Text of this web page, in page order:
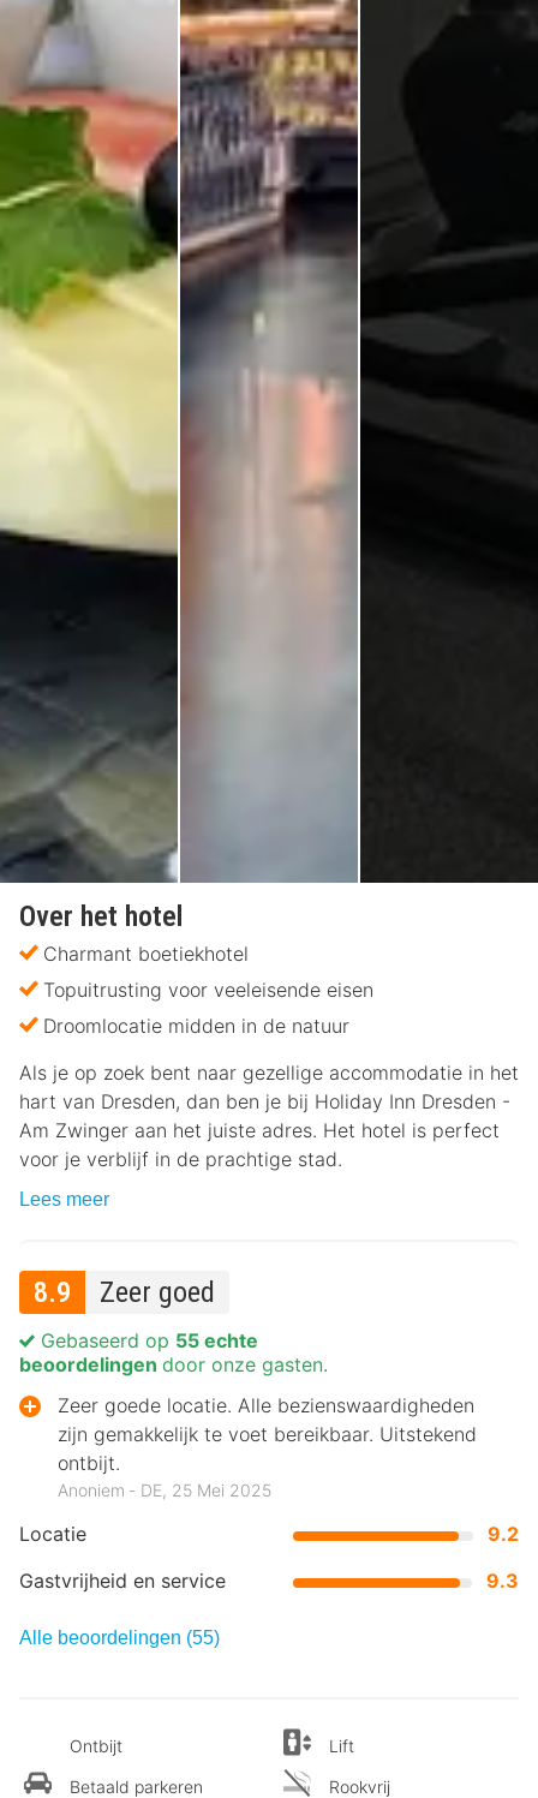
Over het hotel
Charmant boetiekhotel
Topuitrusting voor veeleisende eisen
Droomlocatie midden in de natuur
Als je op zoek bent naar gezellige accommodatie in het
hart van Dresden, dan ben je bij Holiday Inn Dresden -
Am Zwinger aan het juiste adres. Het hotel is perfect
voor je verblijf in de prachtige stad.
Lees meer
8.9 Zeer goed
Locatie
9.2
Gastvrijheid en service
9.3
Gebaseerd op 55 echte
beoordelingen door onze gasten.
Zeer goede locatie. Alle bezienswaardigheden
zijn gemakkelijk te voet bereikbaar. Uitstekend
ontbijt.
Anoniem ‐ DE, 25 Mei 2025
Alle beoordelingen (55)
Ontbijt
Betaald parkeren
Lift
Rookvrij